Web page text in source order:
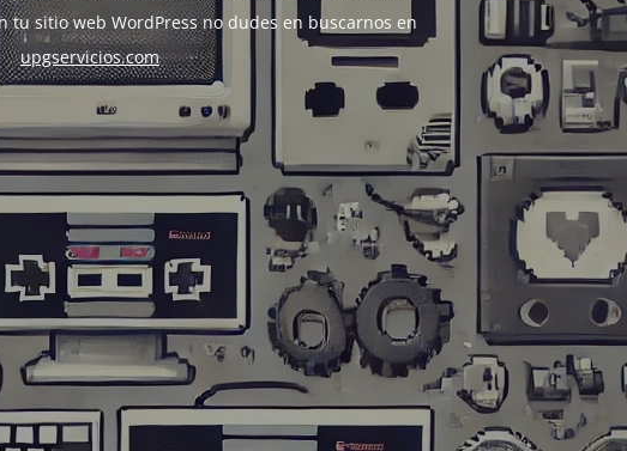
tu sitio web WordPress no dudes en buscarnos en
upgservicios.com